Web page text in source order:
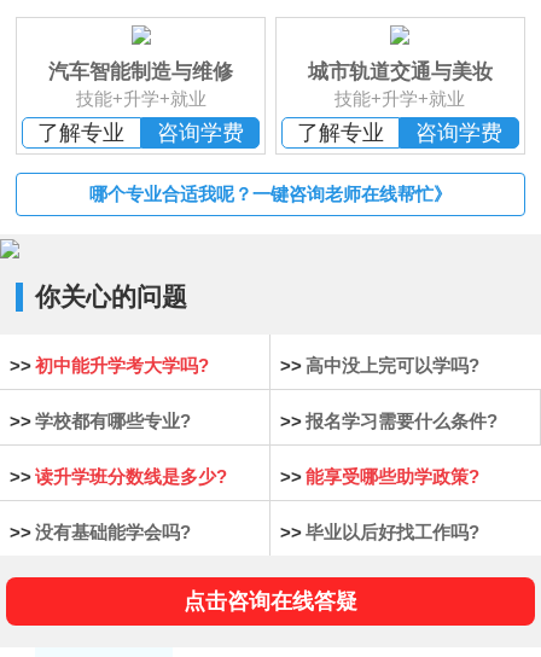
恭贺
湖南益阳苏*琮 已报名
恭贺
谢光平 已报名
恭贺
湖南怀化 段秋杰 已报名
汽车智能制造与维修
技能+升学+就业
了解专业 咨询学费
城市轨道交通与美妆
技能+升学+就业
了解专业 咨询学费
哪个专业合适我呢？一键咨询老师在线帮忙》
你关心的问题
>> 初中能升学考大学吗? >> 高中没上完可以学吗?
>> 学校都有哪些专业? >> 报名学习需要什么条件?
>> 读升学班分数线是多少? >> 能享受哪些助学政策?
>> 没有基础能学会吗? >> 毕业以后好找工作吗?
点击咨询在线答疑